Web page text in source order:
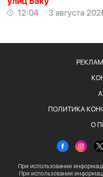
12:04
3 августа
ПОЛИТИКА
О
При использовании
При использовании